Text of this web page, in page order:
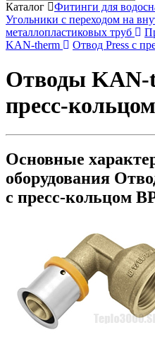
Каталог
Фитинги для
Угольники с переходом на
металлопластиковых труб
KAN-therm
Отвод Press с
Отводы KAN-
пресс-
Основные
оборудования
с пресс-кольцом